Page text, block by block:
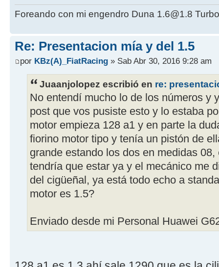
Foreando con mi engendro Duna 1.6@1.8
Re: Presentacion mía y del 1.5
por KBz(A)_FiatRacing » Sab Abr 30, 2016 9:28 am
Juaanjolopez escribió en re:
No entendí mucho lo de los números y
post que vos pusiste esto y lo estaba
motor empieza 128 a1 y en parte la
fiorino motor tipo y tenía un pistón de
grande estando los dos en medidas
tendría que estar ya y el mecánico me
del cigüeñal, ya está todo echo a
motor es 1.5?
Enviado desde mi Personal Huawei